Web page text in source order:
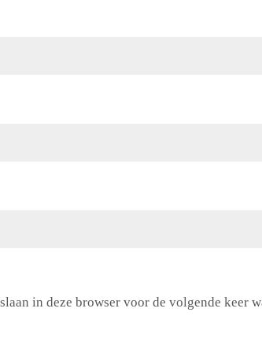
in deze browser voor de volgende keer